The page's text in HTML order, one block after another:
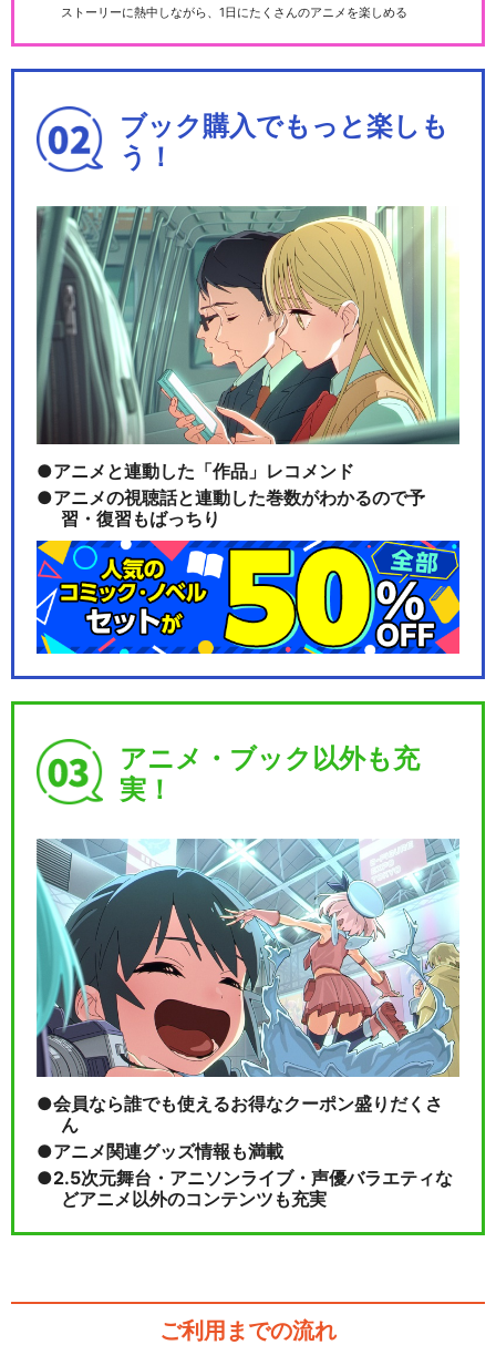
ストーリーに熱中しながら、1日にたくさんのアニメを楽しめる
ブック購入でもっと楽しも
う！
アニメと連動した「作品」レコメンド
アニメの視聴話と連動した巻数がわかるので予
習・復習もばっちり
アニメ・ブック以外も充
実！
会員なら誰でも使えるお得なクーポン盛りだくさ
ん
アニメ関連グッズ情報も満載
2.5次元舞台・アニソンライブ・声優バラエティな
どアニメ以外のコンテンツも充実
ご利用までの流れ